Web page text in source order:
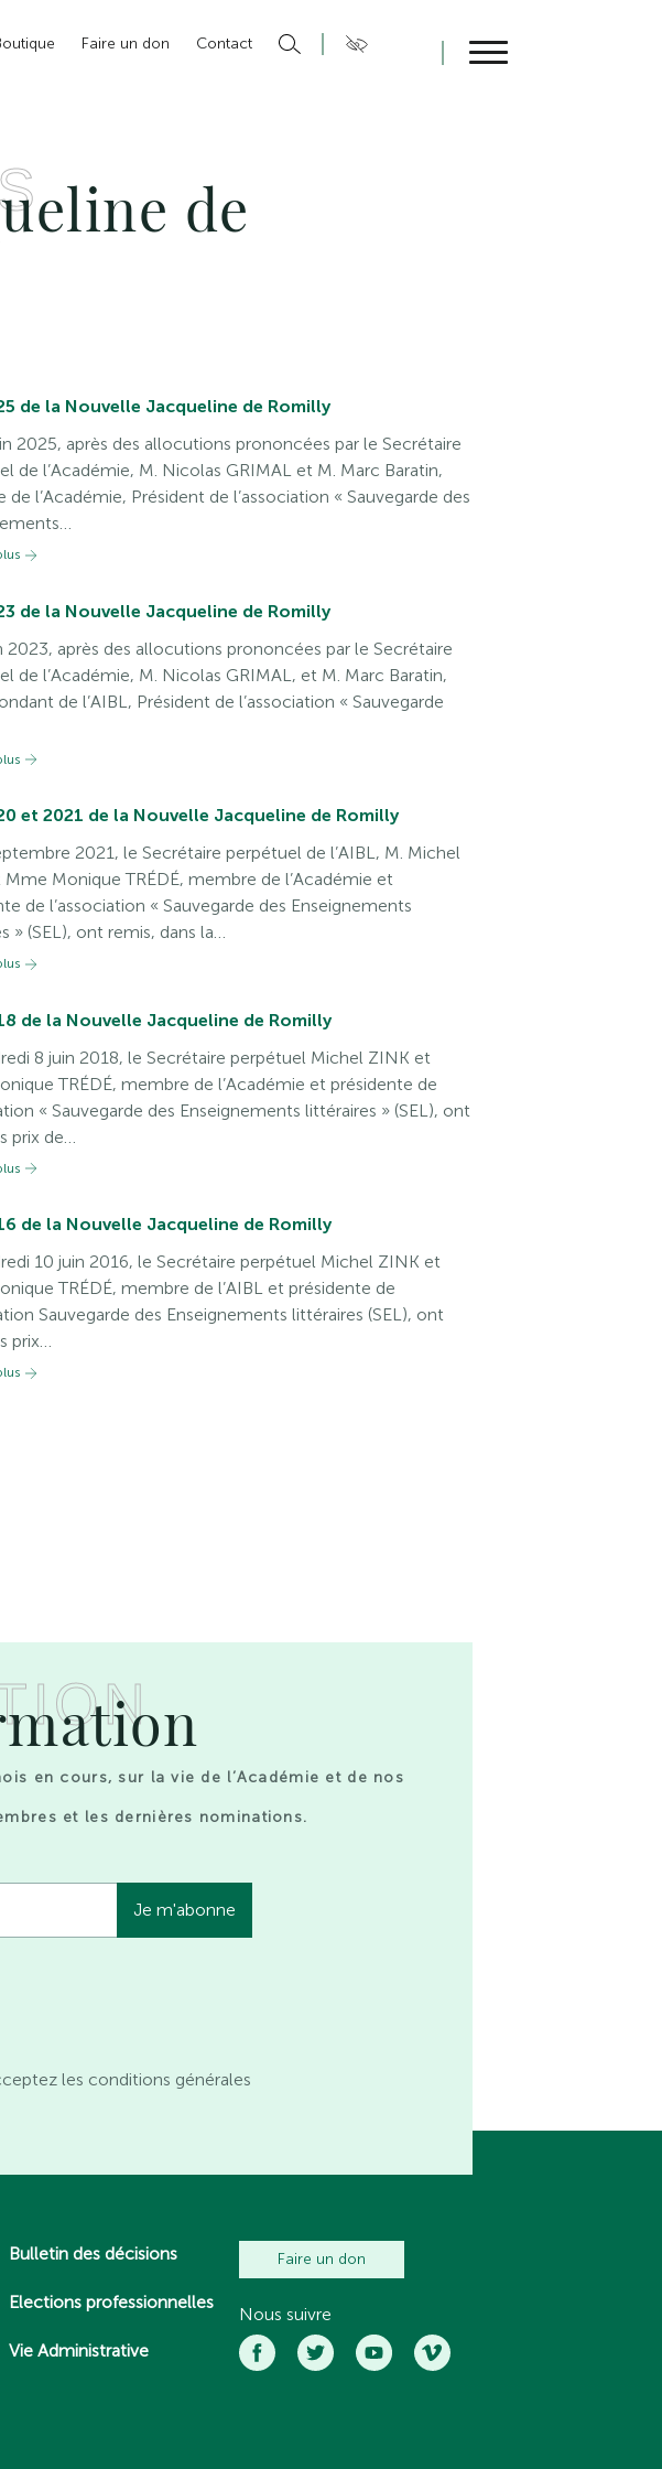
Faire un don
Contact
de
de la Nouvelle Jacqueline de Romilly
2025, après des allocutions prononcées par le Secrétaire
de l’Académie, M. Nicolas GRIMAL et M. Marc Baratin,
de l’Académie, Président de l’association « Sauvegarde des
de la Nouvelle Jacqueline de Romilly
2023, après des allocutions prononcées par le Secrétaire
de l’Académie, M. Nicolas GRIMAL, et M. Marc Baratin,
de l’AIBL, Président de l’association « Sauvegarde
et 2021 de la Nouvelle Jacqueline de Romilly
2021, le Secrétaire perpétuel de l’AIBL, M. Michel
Monique TRÉDÉ, membre de l’Académie et
de l’association « Sauvegarde des Enseignements
» (SEL), ont remis, dans la…
de la Nouvelle Jacqueline de Romilly
8 juin 2018, le Secrétaire perpétuel Michel ZINK et
TRÉDÉ, membre de l’Académie et présidente de
« Sauvegarde des Enseignements littéraires » (SEL), ont
prix de…
de la Nouvelle Jacqueline de Romilly
10 juin 2016, le Secrétaire perpétuel Michel ZINK et
TRÉDÉ, membre de l’AIBL et présidente de
Sauvegarde des Enseignements littéraires (SEL), ont
prix…
en cours, sur la vie de l’Académie et de nos
et les dernières nominations.
les conditions générales
Bulletin des décisions
Elections professionnelles
Vie Administrative
Faire un don
Nous suivre